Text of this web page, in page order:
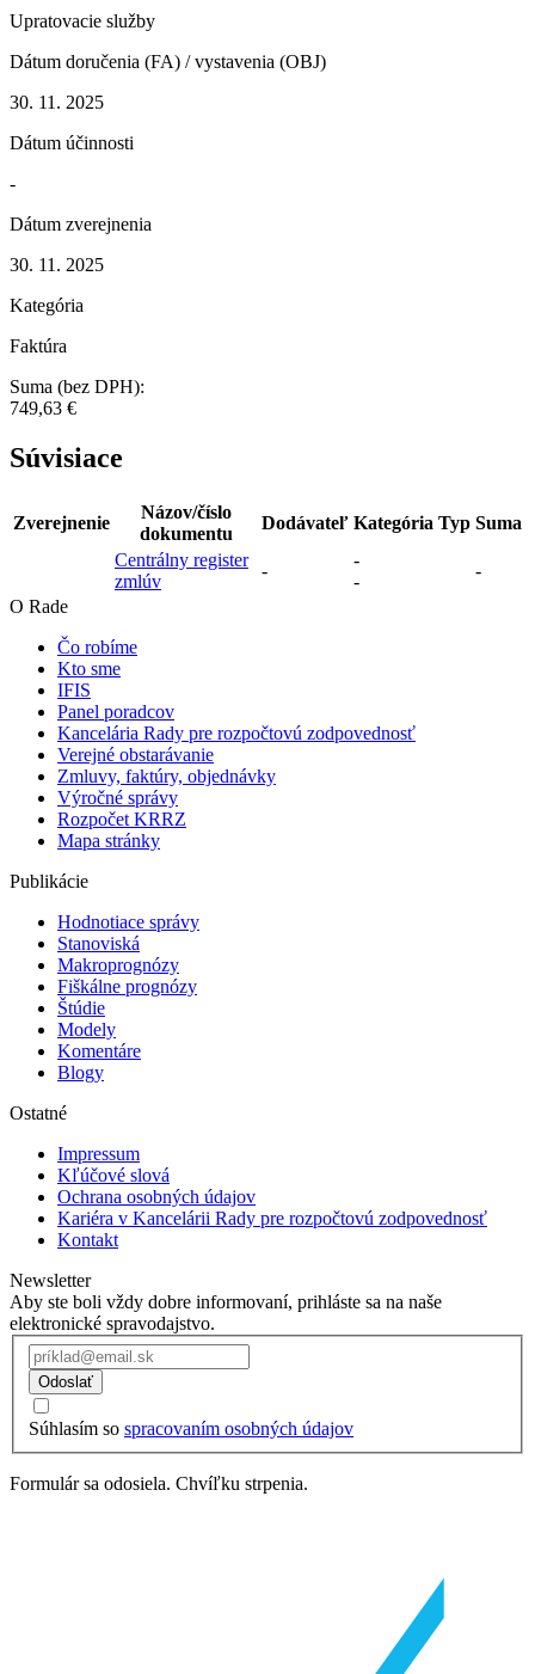
Upratovacie služby
Dátum doručenia (FA) / vystavenia (OBJ)
30. 11. 2025
Dátum účinnosti
-
Dátum zverejnenia
30. 11. 2025
Kategória
Faktúra
Suma (bez DPH):
749,63 €
Súvisiace
Zverejnenie
Názov/číslo
dokumentu
Dodávateľ Kategória Typ Suma
Centrálny register
zmlúv
-
-
-
-
O Rade
Čo robíme
Kto sme
IFIS
Panel poradcov
Kancelária Rady pre rozpočtovú zodpovednosť
Verejné obstarávanie
Zmluvy, faktúry, objednávky
Výročné správy
Rozpočet KRRZ
Mapa stránky
Publikácie
Hodnotiace správy
Stanoviská
Makroprognózy
Fiškálne prognózy
Štúdie
Modely
Komentáre
Blogy
Ostatné
Impressum
Kľúčové slová
Ochrana osobných údajov
Kariéra v Kancelárii Rady pre rozpočtovú zodpovednosť
Kontakt
Newsletter
Aby ste boli vždy dobre informovaní, prihláste sa na naše
elektronické spravodajstvo.
Odoslať
Súhlasím so spracovaním osobných údajov
Formulár sa odosiela. Chvíľku strpenia.